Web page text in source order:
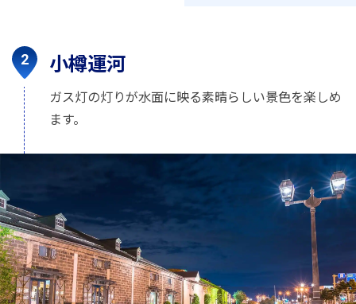
小樽運河
ガス灯の灯りが水面に映る素晴らしい景色を楽しめ
ます。